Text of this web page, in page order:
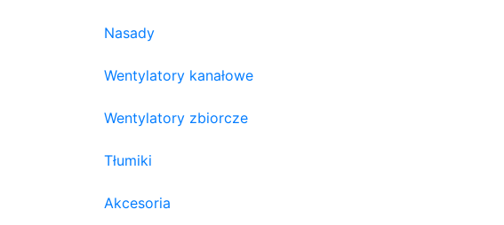
Nasady
Wentylatory kanałowe
Wentylatory zbiorcze
Tłumiki
Akcesoria